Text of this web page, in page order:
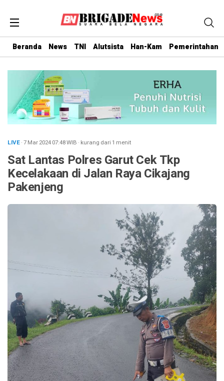
Beranda News TNI Alutsista Han-Kam Pemerintahan
LIVE· 7 Mar 202407:48WIB · kurang dari 1 menit
Sat Lantas Polres Garut Cek Tkp
Kecelakaan di Jalan Raya Cikajang
Pakenjeng